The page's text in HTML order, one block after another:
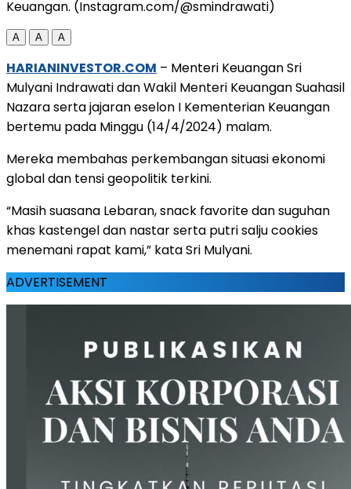
Keuangan. (Instagram.com/@smindrawati)
A A A
HARIANINVESTOR.COM – Menteri Keuangan Sri
Mulyani Indrawati dan Wakil Menteri Keuangan Suahasil
Nazara serta jajaran eselon I Kementerian Keuangan
bertemu pada Minggu (14/4/2024) malam.
Mereka membahas perkembangan situasi ekonomi
global dan tensi geopolitik terkini.
“Masih suasana Lebaran, snack favorite dan suguhan
khas kastengel dan nastar serta putri salju cookies
menemani rapat kami,” kata Sri Mulyani.
ADVERTISEMENT